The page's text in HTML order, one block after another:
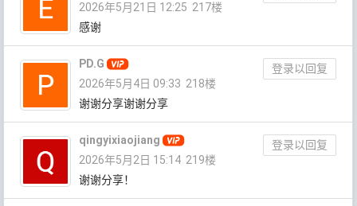
2026年5月21日 12:25 217楼
感谢
PD.G
登录以回复
2026年5月4日 09:33 218楼
谢谢分享谢谢分享
qingyixiaojiang
登录以回复
2026年5月2日 15:14 219楼
谢谢分享！